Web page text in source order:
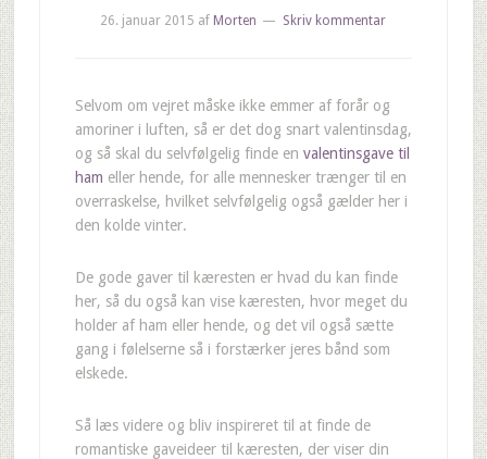
26. januar 2015 af Morten Skriv kommentar
Selvom om vejret måske ikke emmer af forår og
amoriner i luften, så er det dog snart valentinsdag,
og så skal du selvfølgelig finde en valentinsgave til
ham eller hende, for alle mennesker trænger til en
overraskelse, hvilket selvfølgelig også gælder her i
den kolde vinter.
De gode gaver til kæresten er hvad du kan finde
her, så du også kan vise kæresten, hvor meget du
holder af ham eller hende, og det vil også sætte
gang i følelserne så i forstærker jeres bånd som
elskede.
Så læs videre og bliv inspireret til at finde de
romantiske gaveideer til kæresten, der viser din